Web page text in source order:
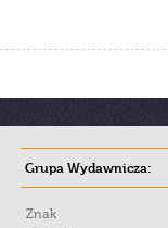
Grupa Wydawnicza:
Znak